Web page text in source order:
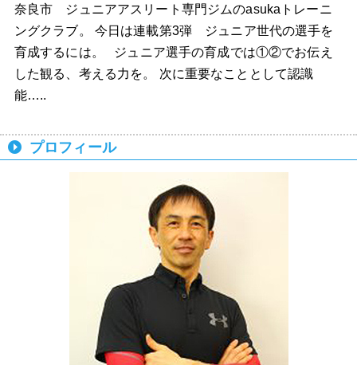
奈良市 ジュニアアスリート専門ジムのasukaトレーニ
ングクラブ。 今日は連載第3弾 ジュニア世代の選手を
育成するには。 ジュニア選手の育成では①②でお伝え
した観る、考える力を。 次に重要なこととして認識
能…..
プロフィール